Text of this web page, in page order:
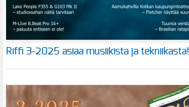
Riffi 3-2025 asiaa musiikista ja tekniikasta!